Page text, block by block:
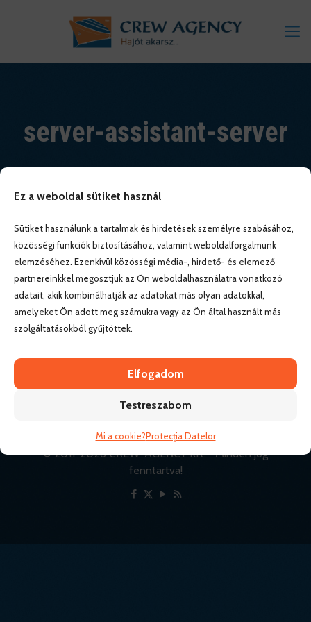
Ez a weboldal sütiket használ
Sütiket használunk a tartalmak és hirdetések személyre szabásához,
közösségi funkciók biztosításához, valamint weboldalforgalmunk
elemzéséhez. Ezenkívül közösségi média-, hirdető- és elemező
partnereinkkel megosztjuk az Ön weboldalhasználatra vonatkozó
adatait, akik kombinálhatják az adatokat más olyan adatokkal,
amelyeket Ön adott meg számukra vagy az Ön által használt más
szolgáltatásokból gyűjtöttek.
Elfogadom
Testreszabom
Mi a cookie?Protecția Datelor
server-assistant-server
© 2011-2026 CREW-AGENCY Kft. • Minden jog
fenntartva!